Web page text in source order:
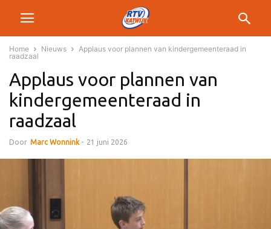
Home Nieuws
Applaus voor plannen van kindergemeenteraad in
raadzaal
Applaus voor plannen van
kindergemeenteraad in
raadzaal
Door Marc Wonnink - 21 juni 2026